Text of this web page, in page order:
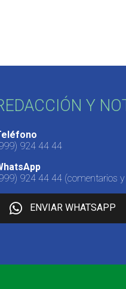
Y
924 44 44
924 44 44 (comentarios
ENVIAR WHATSAPP